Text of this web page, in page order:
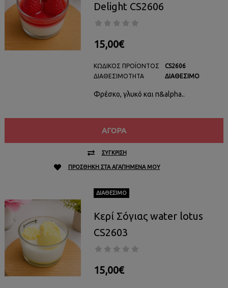
Delight CS2606
15,00€
ΚΩΔΙΚΌΣ ΠΡΟΪΌΝΤΟΣ
ΔΙΑΘΕΣΙΜΌΤΗΤΑ
CS2606
ΔΙΑΘΈΣΙΜΟ
Φρέσκο, γλυκό και π&alpha..
ΑΓΟΡΆ
ΣΎΓΚΡΙΣΗ
ΠΡΟΣΘΉΚΗ ΣΤΑ ΑΓΑΠΗΜΈΝΑ ΜΟΥ
ΔΙΑΘΈΣΙΜΟ
Κερί Σόγιας water lotus
CS2603
15,00€